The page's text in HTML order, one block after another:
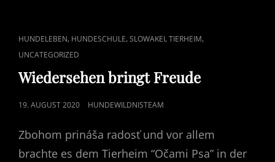
CAT
LINKS
HUNDELEBEN, HUNDESCHULE,SLOWAKEI,TIERHEIM,
UNCATEGORIZED
Wiedersehen bringt Freude
POSTED
19. AUGUST 2020 HUNDEWILDNISTEAM
Zbohom prináša radosť und vor allem
brachte es dem Tierheim “Očami Psa” in der